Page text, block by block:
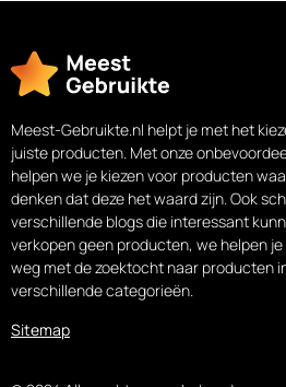
Meest-Gebruikte.nl helpt je met het
juiste producten. Met onze
helpen we je kiezen voor producten
denken dat deze het waard zijn. Ook
verschillende blogs die interessant
verkopen geen producten, we helpen
weg met de zoektocht naar producten
verschillende categorieën.
Sitemap